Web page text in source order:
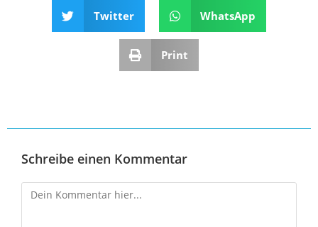
Twitter WhatsApp
Print
Schreibe einen Kommentar